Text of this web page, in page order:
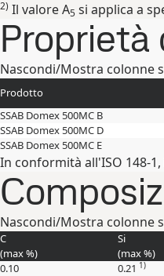
2) Il valore A5 si applica a
Nascondi/Mostra colonne
Prodotto
SSAB Domex 500MC B
SSAB Domex 500MC D
SSAB Domex 500MC E
In conformità all'ISO 148-
Nascondi/Mostra colonne
C
(max%)
Si
(max%)
0.10
0.21 1)